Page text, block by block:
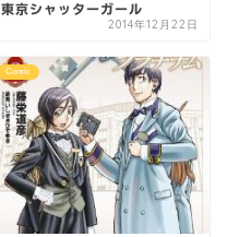
東京シャッターガール
2014年12月22日
Comic